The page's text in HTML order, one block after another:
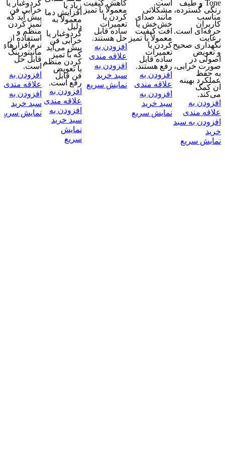
Tone و طیف
رنگی گسترده،
مناسب
کاربران
حرفه‌ای است.
رعایت
نگهداری صحیح
و تعویض
اصولی در
صورت خرابی،
به حفظ
عملکرد بهینه
آن کمک
می‌کند.
افزودن به
علاقه مندی
افزودن به سبد
خرید
نمایش سریع
است.
مشکلاتی
مانند صدای
خش‌خش یا
افت کیفیت
معمولاً با تمیز
کردن یا
تعمیرات
ساده قابل
رفع هستند.
افزودن به
علاقه مندی
افزودن به
سبد خرید
نمایش سریع
کاهش کیفیت
معمولاً با تمیز
کردن یا
تعمیرات
ساده قابل
حل هستند.
افزودن به
علاقه مندی
افزودن به
سبد خرید
نمایش سریع
زیاد یا
افزایش دما
معمولاً به
دلیل
گردوغبار یا
خرابی فن
پیش می‌آید
که با تمیز
کردن منظم
یا تعویض
فن قابل
رفع است.
افزودن به
علاقه مندی
افزودن به
سبد خرید
نمایش
سریع
گردوغبار یا
خرابی فن
پیش آید که با
تمیز کردن
منظم و
استفاده از
نرم‌افزارهای
مانیتورینگ
قابل حل
است.
افزودن به
علاقه مندی
افزودن به
سبد خرید
نمایش سریع